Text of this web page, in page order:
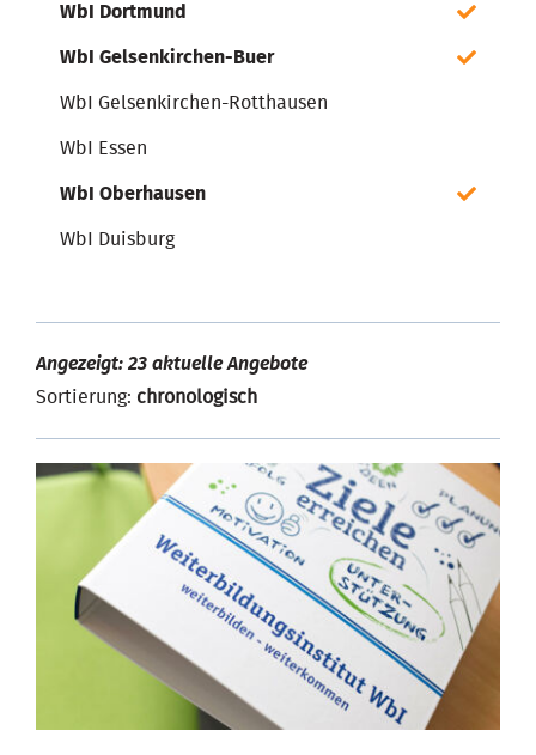
WbI Dortmund
WbI Gelsenkirchen-Buer
WbI Gelsenkirchen-Rotthausen
WbI Essen
WbI Oberhausen
WbI Duisburg
Angezeigt: 23 aktuelle Angebote
Sortierung: chronologisch